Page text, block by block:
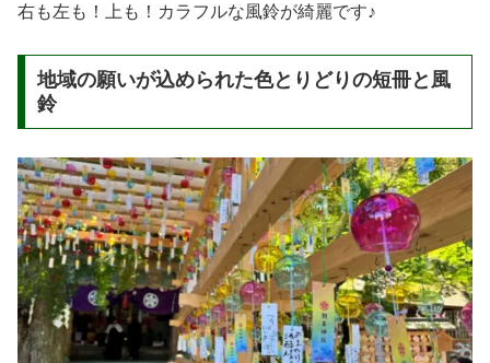
右も左も！上も！カラフルな風鈴が綺麗です♪
地域の願いが込められた色とりどりの短冊と風
鈴